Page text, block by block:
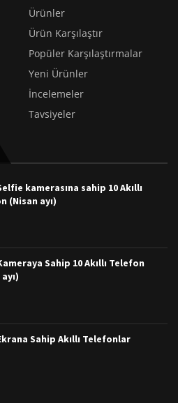
Ürünler
Ürün Karşılaştır
Popüler Karşılaştırmalar
Yeni Ürünler
İncelemeler
Tavsiyeler
kamerasına sahip 10 Akıllı
(Nisan ayı)
Sahip 10 Akıllı Telefon
Sahip Akıllı Telefonlar